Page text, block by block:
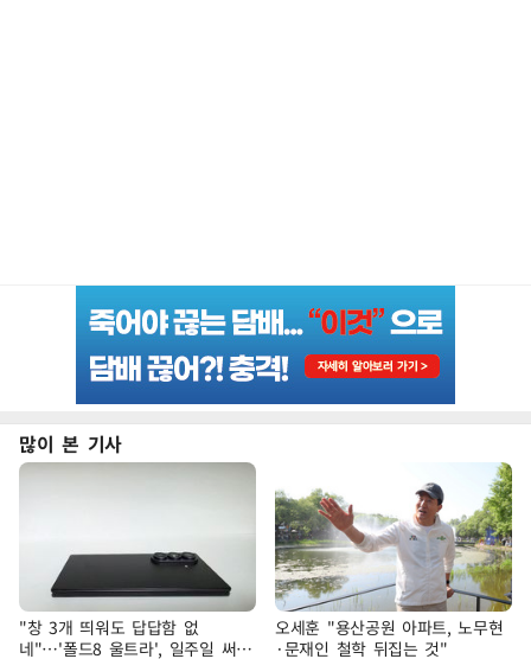
많이 본 기사
"창 3개 띄워도 답답함 없
네"…'폴드8 울트라', 일주일 써보
오세훈 "용산공원 아파트, 노무현
·문재인 철학 뒤집는 것"